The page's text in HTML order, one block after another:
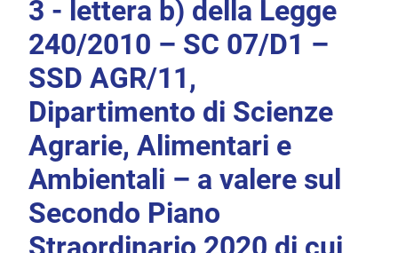
3 - lettera b) della Legge
240/2010 – SC 07/D1 –
SSD AGR/11,
Dipartimento di Scienze
Agrarie, Alimentari e
Ambientali – a valere sul
Secondo Piano